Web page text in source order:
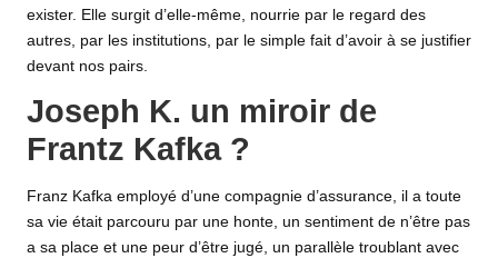
exister. Elle surgit d’elle-même, nourrie par le regard des
autres, par les institutions, par le simple fait d’avoir à se justifier
devant nos pairs.
Joseph K. un miroir de
Frantz Kafka ?
Franz Kafka employé d’une compagnie d’assurance, il a toute
sa vie était parcouru par une honte, un sentiment de n’être pas
a sa place et une peur d’être jugé, un parallèle troublant avec